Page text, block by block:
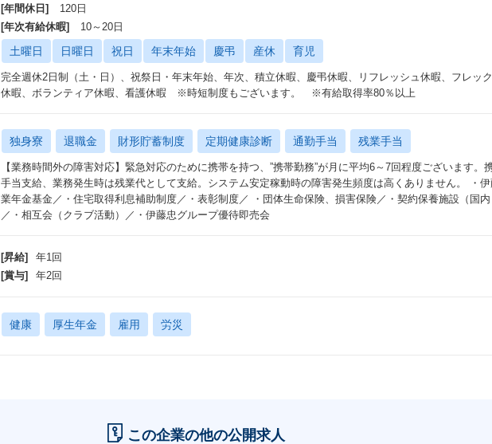
[年間休日]
120日
[年次有給休暇]
10～20日
土曜日 日曜日 祝日 年末年始 慶弔 産休 育児
完全週休2日制（土・日）、祝祭日・年末年始、年次、積立休暇、慶弔休暇、リフレッシュ休暇、フレッ
休暇、ボランティア休暇、看護休暇 ※時短制度もございます。 ※有給取得率80％以上
独身寮 退職金 財形貯蓄制度 定期健康診断 通勤手当 残業手当
【業務時間外の障害対応】緊急対応のために携帯を持つ、”携帯勤務”が月に平均6～7回程度ございます。
手当支給、業務発生時は残業代として支給。システム安定稼動時の障害発生頻度は高くありません。 ・
業年金基金／・住宅取得利息補助制度／・表彰制度／ ・団体生命保険、損害保険／・契約保養施設（国内
／・相互会（クラブ活動）／・伊藤忠グループ優待即売会
[昇給]
年1回
[賞与]
年2回
健康 厚生年金 雇用 労災
この企業の他の公開求人